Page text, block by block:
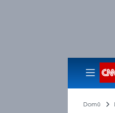
Domů